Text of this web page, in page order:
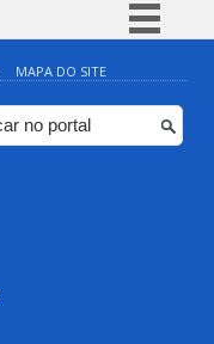
Simplifique!
Comunica BR
Participe
MAPA DO SITE